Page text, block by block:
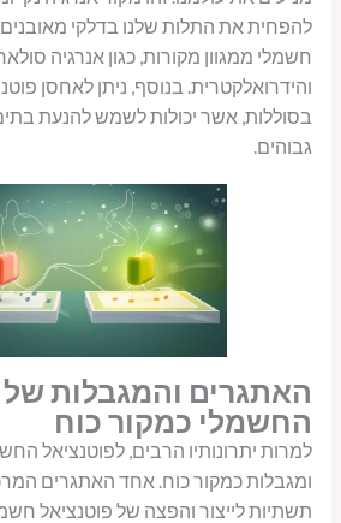
להפחית את התלות שלנו בדלקי מאובנים.
חשמלי ממגוון מקורות, כגון אנרגיה
והידרואלקטרית. בנוסף, ניתן לאחסן
בסוללות, אשר יכולות לשמש להנעת
גבוהים.
האתגרים והמגבלות של
החשמלי כמקור כוח
למרות יתרונותיו הרבים, לפוטנציאל
ומגבלות כמקור כוח. אחד האתגרים
תשתיות לייצור והפצה של פוטנציאל